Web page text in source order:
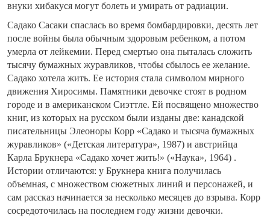
внуки хибакуся могут болеть и умирать от радиации.
Садако Сасаки спаслась во время бомбардировки, десять лет
после войны была обычным здоровым ребенком, а потом
умерла от лейкемии. Перед смертью она пыталась сложить
тысячу бумажных журавликов, чтобы сбылось ее желание.
Садако хотела жить. Ее история стала символом мирного
движения Хиросимы. Памятники девочке стоят в родном
городе и в американском Сиэттле. Ей посвящено множество
книг, из которых на русском были изданы две: канадской
писательницы Элеоноры Корр «Садако и тысяча бумажных
журавликов» («Детская литература», 1987) и австрийца
Карла Брукнера «Садако хочет жить!» («Наука», 1964) .
Истории отличаются: у Брукнера книга получилась
объемная, с множеством сюжетных линий и персонажей, и
сам рассказ начинается за несколько месяцев до взрыва. Корр
сосредоточилась на последнем году жизни девочки.